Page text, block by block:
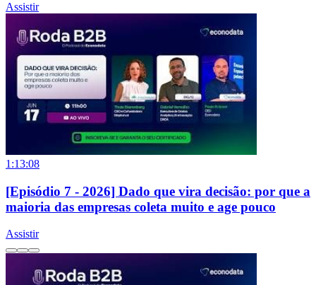
Assistir
1:13:08
[Episódio 7 - 2026] Dado que vira decisão: por que a
maioria das empresas coleta muito e age pouco
Assistir